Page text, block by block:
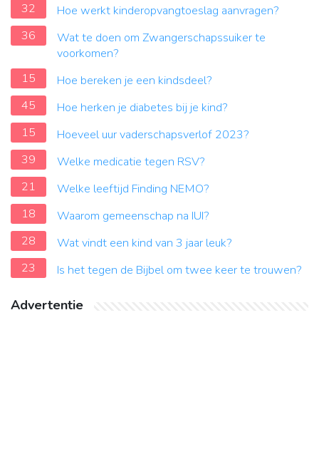
32
Hoe werkt kinderopvangtoeslag aanvragen?
36
Wat te doen om Zwangerschapssuiker te
voorkomen?
15
Hoe bereken je een kindsdeel?
45
Hoe herken je diabetes bij je kind?
15
Hoeveel uur vaderschapsverlof 2023?
39
Welke medicatie tegen RSV?
21
Welke leeftijd Finding NEMO?
18
Waarom gemeenschap na IUI?
28
Wat vindt een kind van 3 jaar leuk?
23
Is het tegen de Bijbel om twee keer te trouwen?
Advertentie